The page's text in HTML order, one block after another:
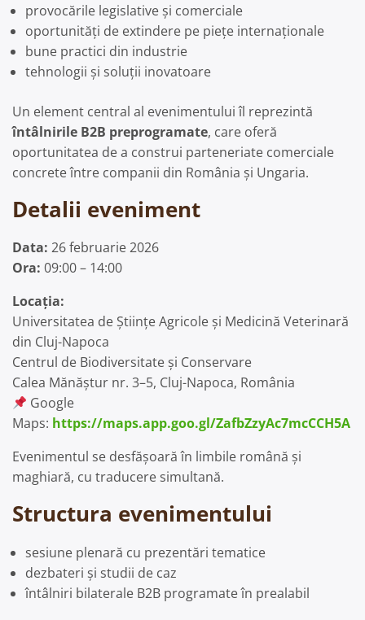
provocările legislative și comerciale
oportunități de extindere pe piețe internaționale
bune practici din industrie
tehnologii și soluții inovatoare
Un element central al evenimentului îl reprezintă
întâlnirile B2B preprogramate, care oferă
oportunitatea de a construi parteneriate comerciale
concrete între companii din România și Ungaria.
Detalii eveniment
Data: 26 februarie 2026
Ora: 09:00 – 14:00
Locația:
Universitatea de Științe Agricole și Medicină Veterinară
din Cluj-Napoca
Centrul de Biodiversitate și Conservare
Calea Mănăștur nr. 3–5, Cluj-Napoca, România
Google
Maps: https://maps.app.goo.gl/ZafbZzyAc7mcCCH5A
Evenimentul se desfășoară în limbile română și
maghiară, cu traducere simultană.
Structura evenimentului
sesiune plenară cu prezentări tematice
dezbateri și studii de caz
întâlniri bilaterale B2B programate în prealabil